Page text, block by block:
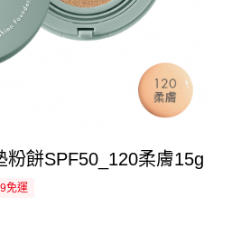
粉餅SPF50_120柔膚15g
免運